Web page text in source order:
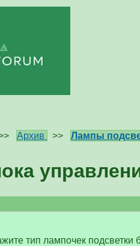
Архив >> Лампы
тип лампочек подсветки